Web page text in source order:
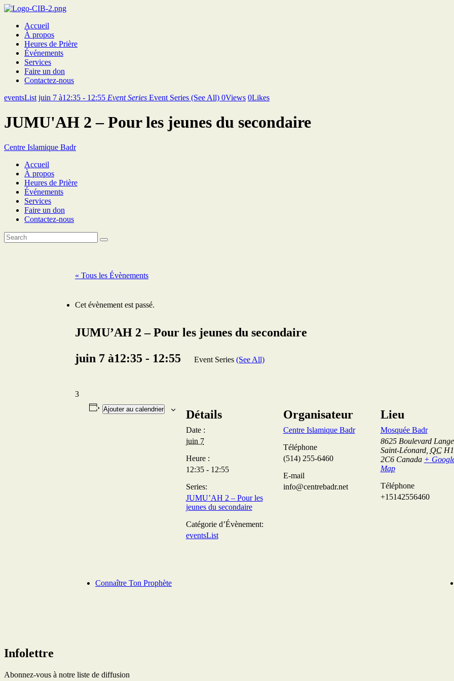
Accueil
À propos
Heures de Prière
Événements
Services
Faire un don
Contactez-nous
eventsList juin 7 à12:35 - 12:55 Event Series Event Series (See All) 0Views 0Likes
JUMU'AH 2 – Pour les jeunes du secondaire
Centre Islamique Badr
Accueil
À propos
Heures de Prière
Événements
Services
Faire un don
Contactez-nous
« Tous les Évènements
Cet évènement est passé.
JUMU’AH 2 – Pour les jeunes du secondaire
juin 7 à12:35 - 12:55 Event Series (See All)
3
Ajouter au calendrier Détails
Date :
juin 7
Heure :
12:35 - 12:55
Series:
JUMU’AH 2 – Pour les
jeunes du secondaire
Catégorie d’Évènement:
eventsList
Organisateur
Centre Islamique Badr
Téléphone
(514) 255-6460
E-mail
info@centrebadr.net
Lieu
Mosquée Badr
8625 Boulevard
Saint-Léonard, QC
2C6 Canada +
Map
Téléphone
+15142556460
Connaître Ton Prophète
Infolettre
Abonnez-vous à notre liste de diffusion